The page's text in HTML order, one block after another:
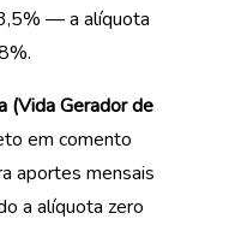
— a alíquota
(Vida Gerador de
em comento
aportes mensais
a alíquota zero